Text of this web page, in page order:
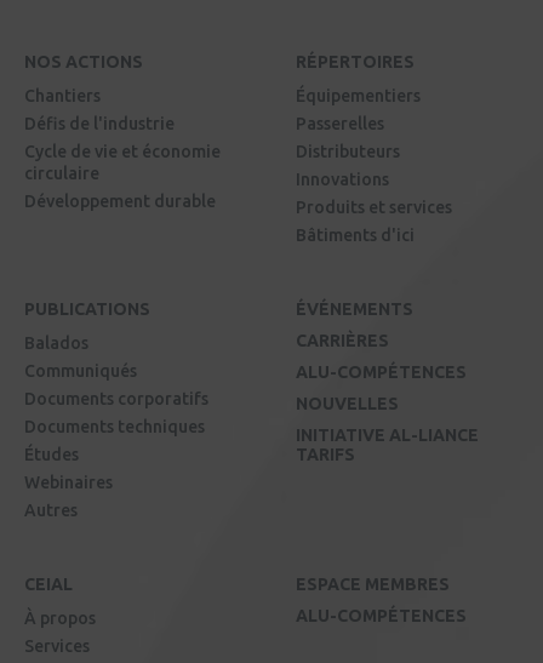
NOS ACTIONS
Chantiers
Défis de l'industrie
Cycle de vie et économie
circulaire
Développement durable
RÉPERTOIRES
Équipementiers
Passerelles
Distributeurs
Innovations
Produits et services
Bâtiments d'ici
PUBLICATIONS
Balados
Communiqués
Documents corporatifs
Documents techniques
Études
Webinaires
Autres
ÉVÉNEMENTS
CARRIÈRES
ALU-COMPÉTENCES
NOUVELLES
INITIATIVE AL-LIANCE
TARIFS
CEIAL
À propos
Services
ESPACE MEMBRES
ALU-COMPÉTENCES